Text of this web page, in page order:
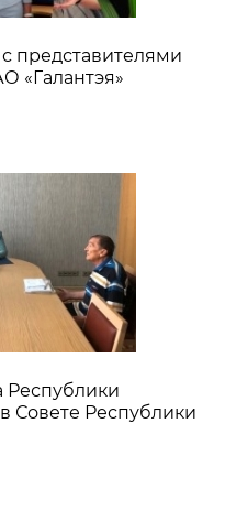
представителями
«Галантэя»
Республики
Совете Республики